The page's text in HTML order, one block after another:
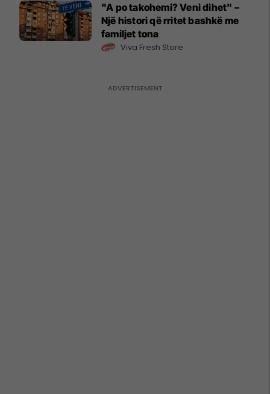
"A po takohemi? Veni dihet" –
Një histori që rritet bashkë me
familjet tona
Viva Fresh Store